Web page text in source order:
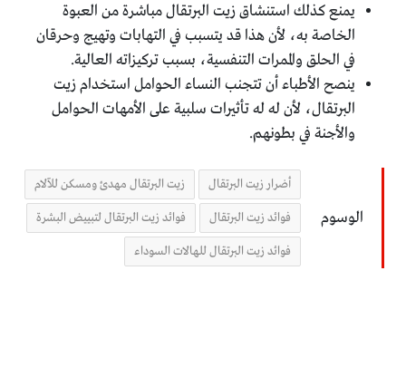
يمنع كذلك استنشاق زيت البرتقال مباشرة من العبوة
الخاصة ‏به، لأن هذا قد يتسبب في التهابات وتهيج وحرقان
في الحلق ‏والممرات التنفسية، بسبب تركيزاته العالية.‏
ينصح الأطباء أن تتجنب النساء الحوامل استخدام زيت
‏البرتقال، لأن له له تأثيرات سلبية على الأمهات الحوامل
‏والأجنة في بطونهم.‏
الوسوم
أضرار زيت البرتقال زيت البرتقال مهدئ ومسكن للآلام
فوائد زيت البرتقال فوائد زيت البرتقال لتبييض البشرة
فوائد زيت البرتقال للهالات السوداء